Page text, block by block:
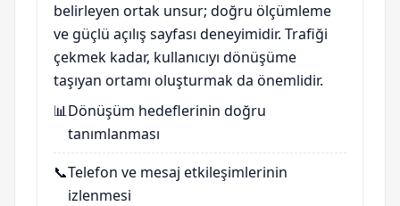
belirleyen ortak unsur; doğru ölçümleme
ve güçlü açılış sayfası deneyimidir. Trafiği
çekmek kadar, kullanıcıyı dönüşüme
taşıyan ortamı oluşturmak da önemlidir.
📊Dönüşüm hedeflerinin doğru
tanımlanması
📞Telefon ve mesaj etkileşimlerinin
izlenmesi